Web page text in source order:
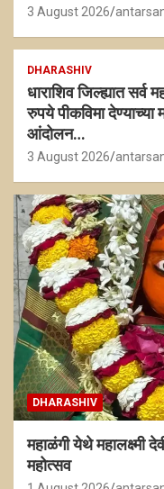
3 August 2026
DHARASHIV
धाराशिव जिल्ह्यात
रुपये पीकविमा देण्याच्या
आंदोलन…
3 August 2026
DHARASHIV
महाळंगी येथे महालक्ष्मी
महोत्सव